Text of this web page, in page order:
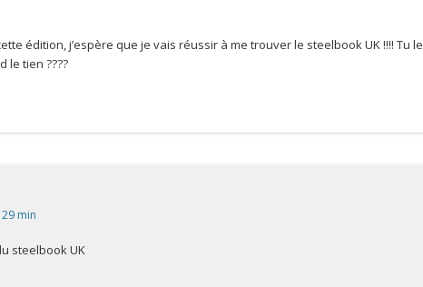
édition, j’espère que je vais réussir à me trouver le steelbook UK !!!! Tu le
le tien ????
min
steelbook UK